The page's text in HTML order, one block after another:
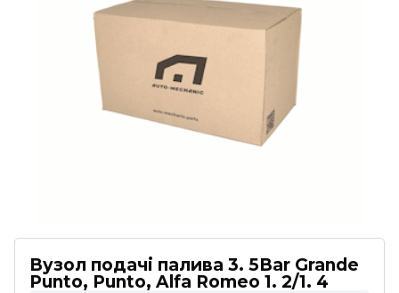
Вузол подачі палива 3. 5Bar Grande
Punto, Punto, Alfa Romeo 1. 2/1. 4